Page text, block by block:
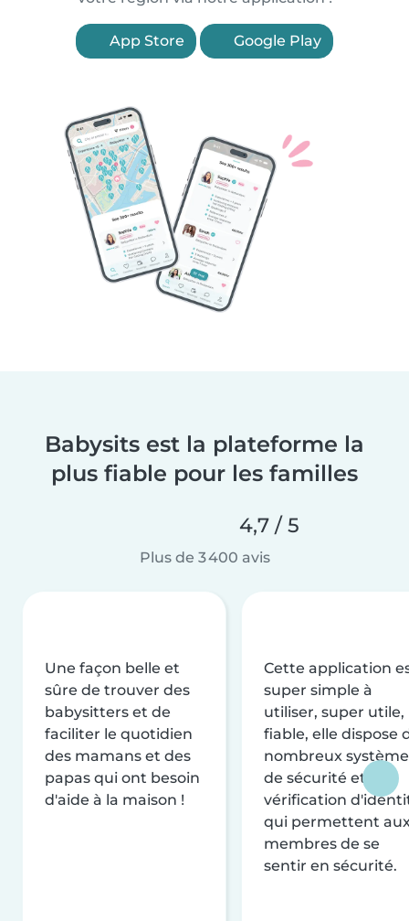
App Store Google Play
Babysits est la plateforme la
plus fiable pour les familles
4,7 / 5
Plus de 3 400 avis
Une façon belle et
sûre de trouver des
babysitters et de
faciliter le quotidien
des mamans et des
papas qui ont besoin
d'aide à la maison !
Cette application
super simple à
utiliser, super utile,
fiable, elle dispose
nombreux
de sécurité et de
vérification
qui permettent
membres de se
sentir en sécurité.